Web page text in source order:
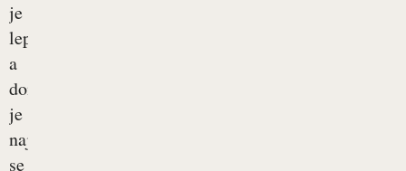
je
lepo,
a
doma
je
najlepše,
se